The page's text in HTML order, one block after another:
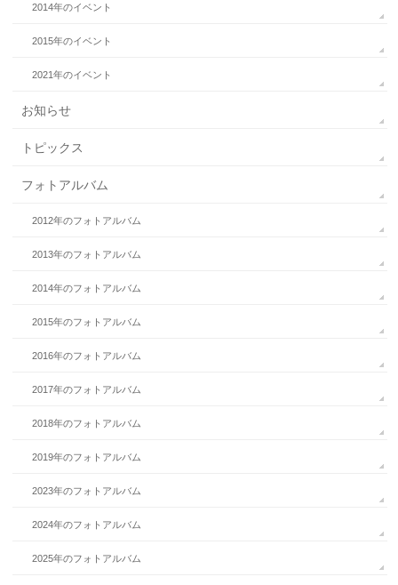
2014年のイベント
2015年のイベント
2021年のイベント
お知らせ
トピックス
フォトアルバム
2012年のフォトアルバム
2013年のフォトアルバム
2014年のフォトアルバム
2015年のフォトアルバム
2016年のフォトアルバム
2017年のフォトアルバム
2018年のフォトアルバム
2019年のフォトアルバム
2023年のフォトアルバム
2024年のフォトアルバム
2025年のフォトアルバム